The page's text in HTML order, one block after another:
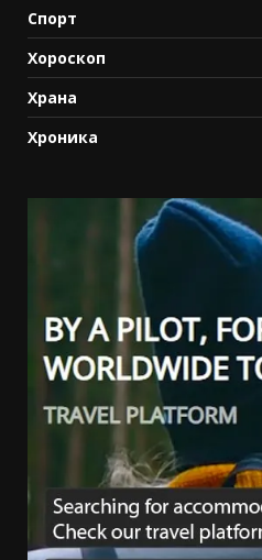
Спорт
Хороскоп
Храна
Хроника